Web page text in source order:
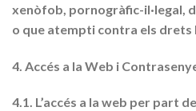
xenòfob, pornogràfic-il·legal,
o que atempti contra els drets
4. Accés a la Web i
4.1. L’accés a la web per part